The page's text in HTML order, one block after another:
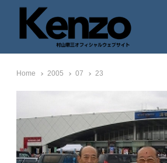
七転八起 – 村山憲三
村山憲三ウェブサイト
Home 2005 07 23